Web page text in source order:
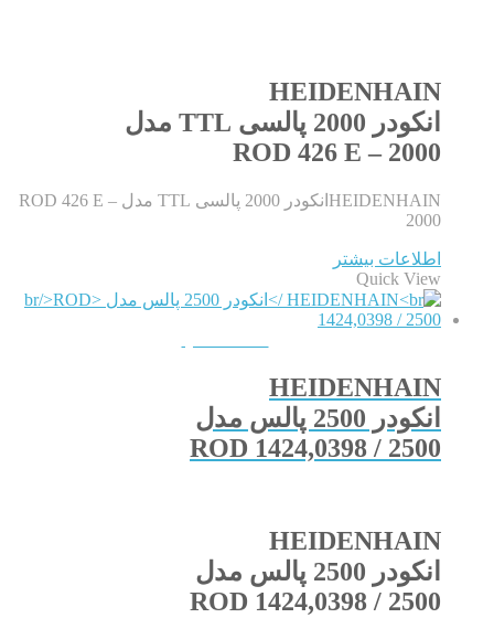
HEIDENHAIN
انکودر 2000 پالسی TTL مدل
ROD 426 E – 2000
HEIDENHAINانکودر 2000 پالسی TTL مدل ROD 426 E –
2000
اطلاعات بیشتر
Quick View
HEIDENHAIN
انکودر 2500 پالس مدل
ROD 1424,0398 / 2500
HEIDENHAIN
انکودر 2500 پالس مدل
ROD 1424,0398 / 2500